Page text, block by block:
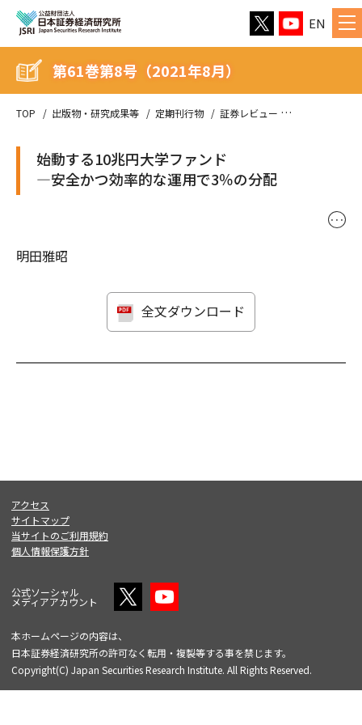
EN
TOP 出版物・研究成果等 定期刊行物 証券レビュー
第61巻第8号（2021年8月）
始動する10兆円大学ファンド
—安全かつ効率的な運用で3％の分配
･･･
明田雅昭
全文ダウンロード
アクセス
サイトマップ
当サイトのご利用規約
個人情報保護方針
公式ソーシャル
メディアアカウント
本ホームページの内容は、
日本証券経済研究所の許可なく転用・複製等する事を禁じます。
Copyright(C) Japan Securities Research Institute. All Rights Reserved.